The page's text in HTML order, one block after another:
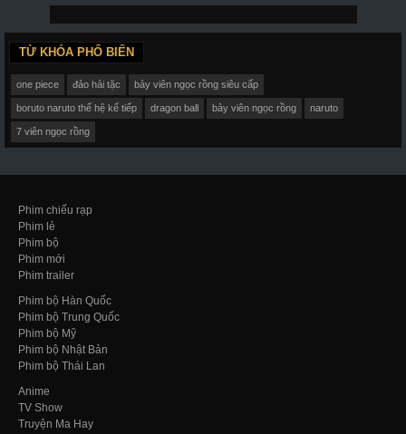
TỪ KHÓA PHỔ BIẾN
one piece đảo hải tặc bảy viên ngọc rồng siêu cấp
boruto naruto thế hệ kế tiếp dragon ball bảy viên ngọc rồng naruto
7 viên ngọc rồng
Phim chiếu rạp
Phim lẻ
Phim bộ
Phim mới
Phim trailer
Phim bộ Hàn Quốc
Phim bộ Trung Quốc
Phim bộ Mỹ
Phim bộ Nhật Bản
Phim bộ Thái Lan
Anime
TV Show
Truyện Ma Hay